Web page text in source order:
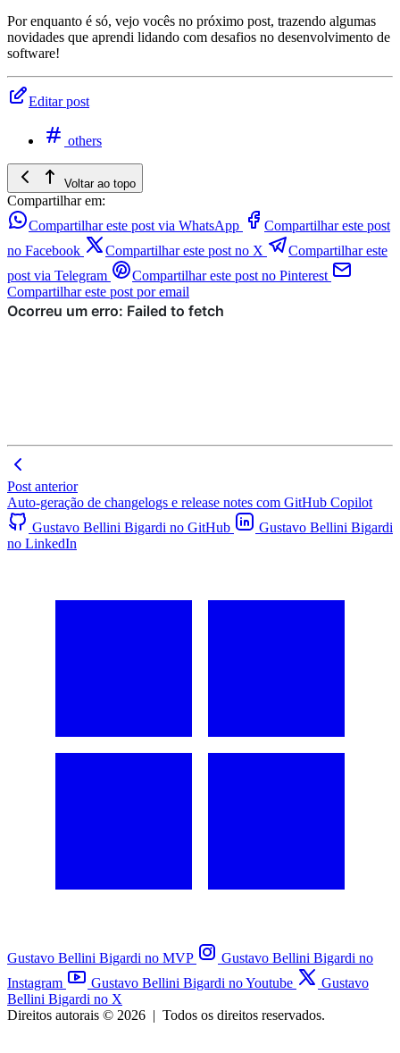
Por enquanto é só, vejo vocês no próximo post, trazendo algumas
novidades que aprendi lidando com desafios no desenvolvimento de
software!
Editar post
others
Voltar ao topo
Compartilhar em:
Compartilhar este post via WhatsApp
Compartilhar este post
no Facebook
Compartilhar este post no X
Compartilhar este
post via Telegram
Compartilhar este post no Pinterest
Compartilhar este post por email
Post anterior
Auto-geração de changelogs e release notes com GitHub Copilot
Gustavo Bellini Bigardi no GitHub
Gustavo Bellini Bigardi
no LinkedIn
Gustavo Bellini Bigardi no MVP
Gustavo Bellini Bigardi no
Instagram
Gustavo Bellini Bigardi no Youtube
Gustavo
Bellini Bigardi no X
Direitos autorais © 2026 | Todos os direitos reservados.